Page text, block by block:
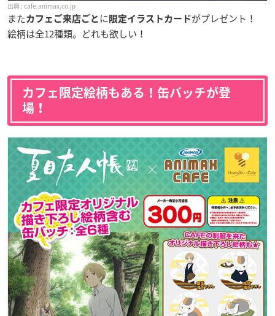
cafe.animax.co.jp
またカフェご来店ごと に 限定イラストカードがプレゼント！
絵柄は全12種類。どれも欲しい！
カフェ限定絵柄もある！缶バッチが登
場！